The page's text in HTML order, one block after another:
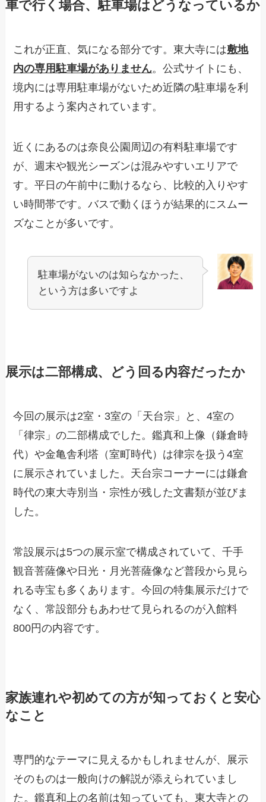
車で行く場合、駐車場はどうなっているか
これが正直、気になる部分です。東大寺には敷地
内の専用駐車場がありません。公式サイトにも、
境内には専用駐車場がないため近隣の駐車場を利
用するよう案内されています。
近くにあるのは奈良公園周辺の有料駐車場です
が、週末や観光シーズンは混みやすいエリアで
す。平日の午前中に動けるなら、比較的入りやす
い時間帯です。バスで動くほうが結果的にスムー
ズなことが多いです。
駐車場がないのは知らなかった、
という方は多いですよ
展示は二部構成、どう回る内容だったか
今回の展示は2室・3室の「天台宗」と、4室の
「律宗」の二部構成でした。鑑真和上像（鎌倉時
代）や金亀舎利塔（室町時代）は律宗を扱う4室
に展示されていました。天台宗コーナーには鎌倉
時代の東大寺別当・宗性が残した文書類が並びま
した。
常設展示は5つの展示室で構成されていて、千手
観音菩薩像や日光・月光菩薩像など普段から見ら
れる寺宝も多くあります。今回の特集展示だけで
なく、常設部分もあわせて見られるのが入館料
800円の内容です。
家族連れや初めての方が知っておくと安心
なこと
専門的なテーマに見えるかもしれませんが、展示
そのものは一般向けの解説が添えられていまし
た。鑑真和上の名前は知っていても、東大寺との